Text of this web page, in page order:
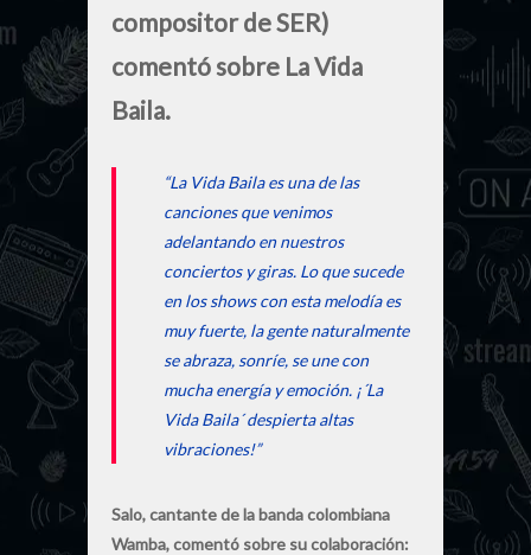
compositor de SER)
comentó sobre La Vida
Baila.
“La Vida Baila es una de las
canciones que venimos
adelantando en nuestros
conciertos y giras. Lo que sucede
en los shows con esta melodía es
muy fuerte, la gente naturalmente
se abraza, sonríe, se une con
mucha energía y emoción. ¡´La
Vida Baila´ despierta altas
vibraciones!”
Salo, cantante de la banda colombiana
Wamba, comentó sobre su colaboración: